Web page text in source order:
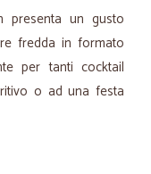
presenta un gusto
fredda in formato
per tanti cocktail
o ad una festa